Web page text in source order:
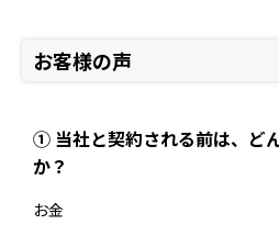
お客様の声
① 当社と契約される前は、ど
か？
お金